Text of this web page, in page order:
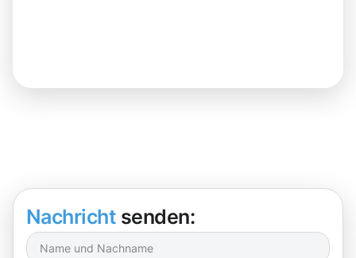
Nachricht senden: